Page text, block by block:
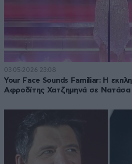
03·05·2026 23:08
Your Face Sounds Familiar: Η
Αφροδίτης Χατζημηνά σε